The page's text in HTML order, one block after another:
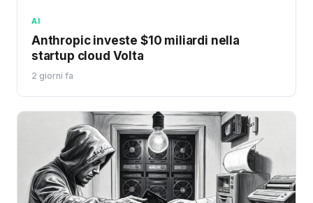
AI
Anthropic investe $10 miliardi nella
startup cloud Volta
2 giorni fa